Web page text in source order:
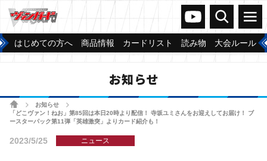
ヴァンガードch
検索 メニュー
はじめての方へ 商品情報 カードリスト 読み物 大会ルール
お知らせ
ホームお知らせ
「どこヴァン！ねお」第85回は本日20時より配信！ 寺坂ユミさんをお迎えしてお届け！ ブ
ースターパック第11弾「英雄激突」よりカード紹介も！
2023/5/25 ニュース